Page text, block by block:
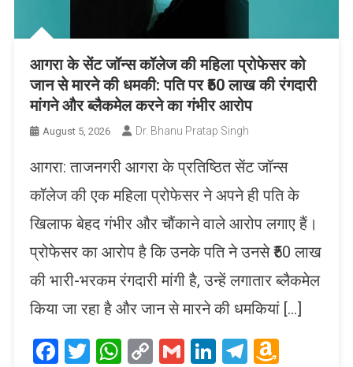
आगरा के सेंट जॉन्स कॉलेज की महिला प्रोफेसर को
जान से मारने की धमकी: पति पर ₹50 लाख की रंगदारी
मांगने और ब्लैकमेल करने का गंभीर आरोप
August 5, 2026 Dr. Bhanu Pratap Singh
आगरा: ताजनगरी आगरा के प्रतिष्ठित सेंट जॉन्स
कॉलेज की एक महिला प्रोफेसर ने अपने ही पति के
खिलाफ बेहद गंभीर और चौंकाने वाले आरोप लगाए हैं।
प्रोफेसर का आरोप है कि उनके पति ने उनसे ₹50 लाख
की भारी-भरकम रंगदारी मांगी है, उन्हें लगातार ब्लैकमेल
किया जा रहा है और जान से मारने की धमकियां […]
Facebook
Twitter
WhatsApp
CopyGmailLinkedIn
Telegram